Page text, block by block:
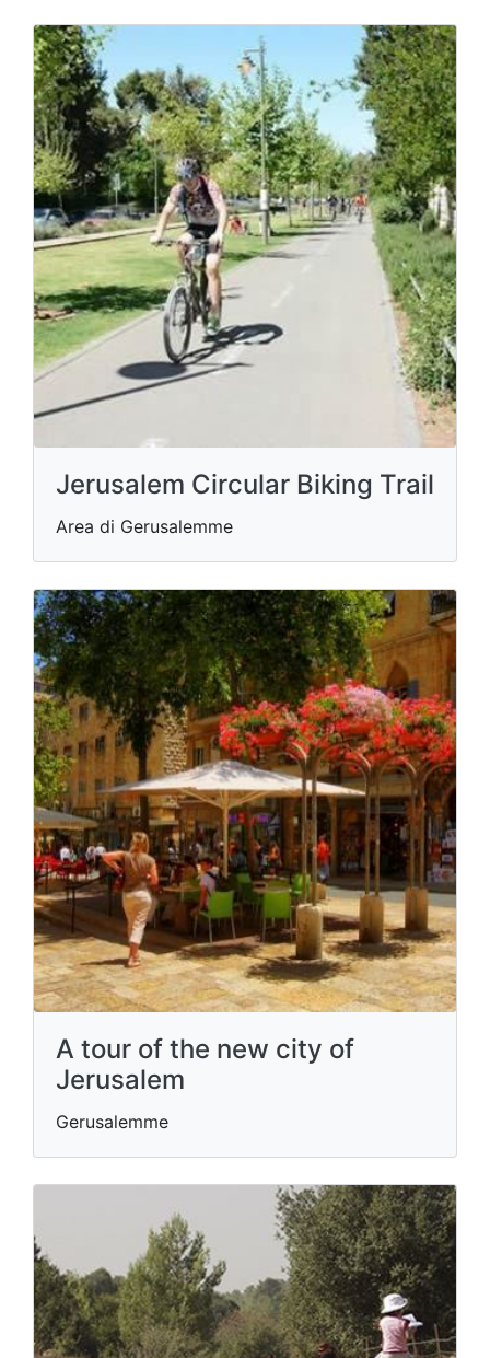
Jerusalem Circular Biking Trail
Area di Gerusalemme
A tour of the new city of
Jerusalem
Gerusalemme